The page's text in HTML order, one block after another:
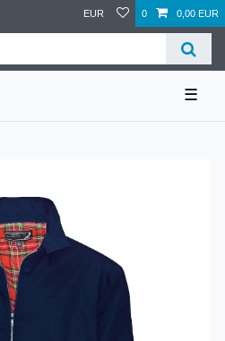
EUR 0 0,00 EUR
☰